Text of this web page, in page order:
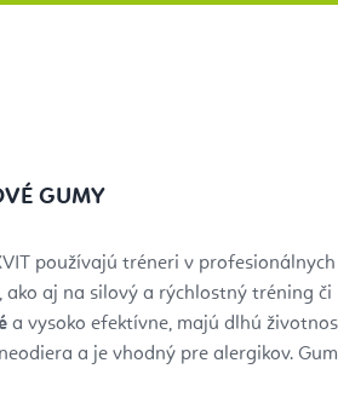
GUMY
používajú tréneri v
, ako aj na silový a rýchlostný tréning
a vysoko efektívne, majú dlhú
a je vhodný pre alergikov.